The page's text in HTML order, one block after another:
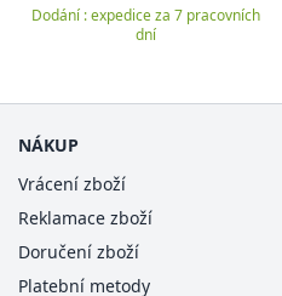
Dodání : expedice za 7 pracovních
dní
NÁKUP
Vrácení zboží
Reklamace zboží
Doručení zboží
Platební metody